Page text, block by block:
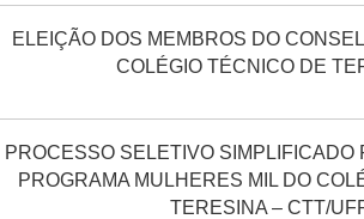
ELEIÇÃO DOS MEMBROS DO
COLÉGIO TÉCNICO DE
PROCESSO SELETIVO SIMPLIFICADO
PROGRAMA MULHERES MIL DO
TERESINA – CTT/